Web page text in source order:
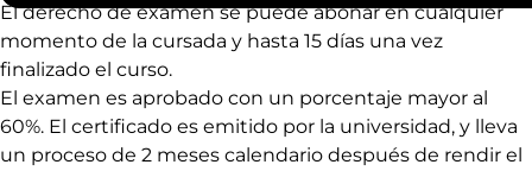
El derecho de examen se puede abonar en cualquier
momento de la cursada y hasta 15 días una vez
finalizado el curso.
El examen es aprobado con un porcentaje mayor al
60%. El certificado es emitido por la universidad, y lleva
un proceso de 2 meses calendario después de rendir el